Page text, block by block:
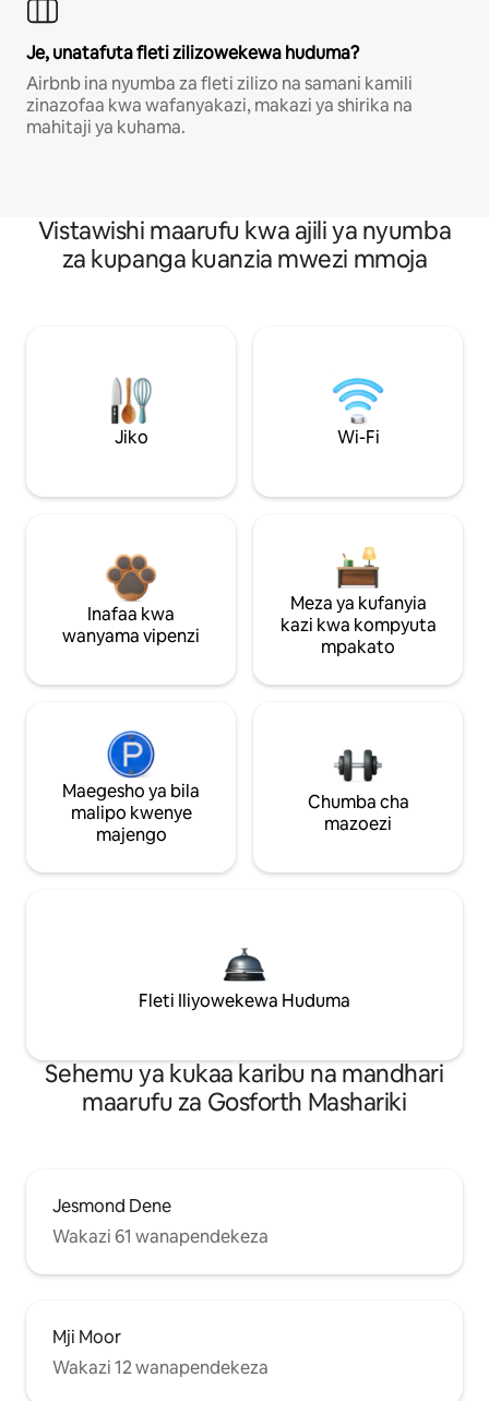
Je, unatafuta fleti zilizowekewa huduma?
Airbnb ina nyumba za fleti zilizo na samani kamili
zinazofaa kwa wafanyakazi, makazi ya shirika na
mahitaji ya kuhama.
Vistawishi maarufu kwa ajili ya nyumba
za kupanga kuanzia mwezi mmoja
Jiko Wi-Fi
Inafaa kwa
wanyama vipenzi
Meza ya kufanyia
kazi kwa kompyuta
mpakato
Maegesho ya bila
malipo kwenye
majengo
Chumba cha
mazoezi
Fleti Iliyowekewa Huduma
Sehemu ya kukaa karibu na mandhari
maarufu za Gosforth Mashariki
Jesmond Dene
Wakazi 61 wanapendekeza
Mji Moor
Wakazi 12 wanapendekeza